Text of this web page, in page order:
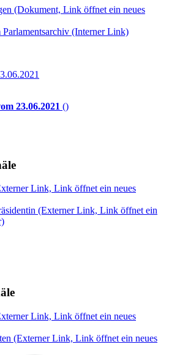
(Dokument, Link öffnet ein neues
(Interner Link)
23.06.2021 ()
Link, Link öffnet ein neues
(Externer Link, Link öffnet ein
Link, Link öffnet ein neues
(Externer Link, Link öffnet ein neues